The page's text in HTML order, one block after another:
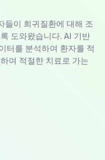
들이 희귀질환에 대해 조
도와왔습니다. AI 기반
터를 분석하여 환자를 적
여 적절한 치료로 가는